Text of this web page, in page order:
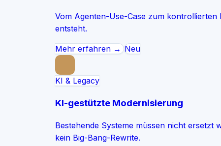
Vom Agenten-Use-Case zum
entsteht.
Mehr erfahren → Neu
KI & Legacy
KI-gestützte Modernisierung
Bestehende Systeme müssen nicht
kein Big-Bang-Rewrite.